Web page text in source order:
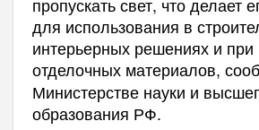
для использования в
интерьерных решениях и при
отделочных материалов,
Министерстве науки и
образования РФ.